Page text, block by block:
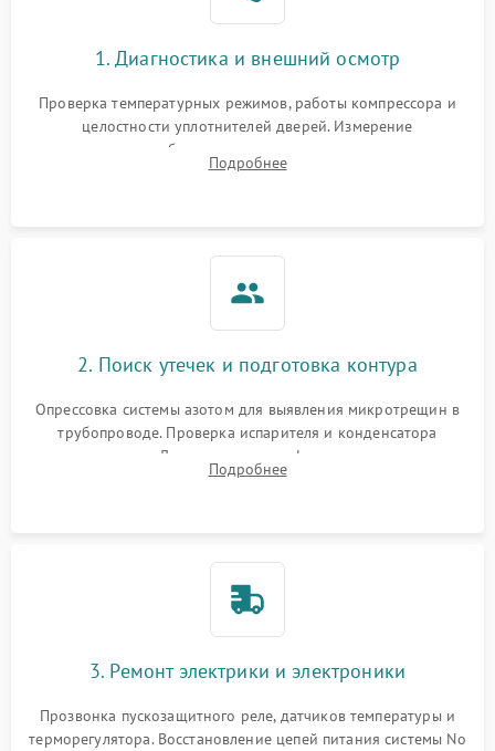
работе
2000 ₽ Подробнее →
1000 ₽
1800 ₽
1. Диагностика и внешний осмотр
Проверка температурных режимов, работы компрессора и
целостности уплотнителей дверей. Измерение
сопротивления обмоток мотора, проверка термостата и
считывание кодов ошибок с электронного дисплея.
Подробнее
2. Поиск утечек и подготовка контура
Опрессовка системы азотом для выявления микротрещин в
трубопроводе. Проверка испарителя и конденсатора
течеискателем. Демонтаж старого фильтра-осушителя и
продувка капиллярной трубки для устранения засоров.
Подробнее
3. Ремонт электрики и электроники
Прозвонка пускозащитного реле, датчиков температуры и
терморегулятора. Восстановление цепей питания системы No